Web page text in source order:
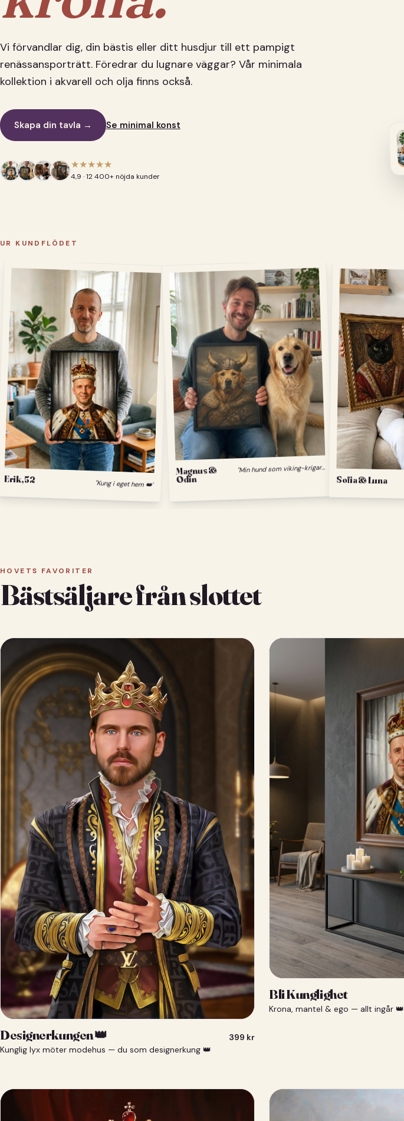
Vi förvandlar dig, din bästis eller ditt husdjur till ett pampigt
renässansporträtt. Föredrar du lugnare väggar? Vår minimala
kollektion i akvarell och olja finns också.
Skapa din tavla → Se minimal konst
★★★★★
4,9 · 12 400+ nöjda kunder
UR KUNDFLÖDET
Erik, 52 "Kung i eget hem 👑"
Magnus &
Odin
"
Min hund som viking-krigare."
Sofia & Luna
HOVETS FAVORITER
Bästsäljare från slottet
Designerkungen 👑
Kunglig lyx möter modehus — du som designerkung 👑
399 kr
Bli Kunglighet
Krona, mantel & ego — allt ingår 👑